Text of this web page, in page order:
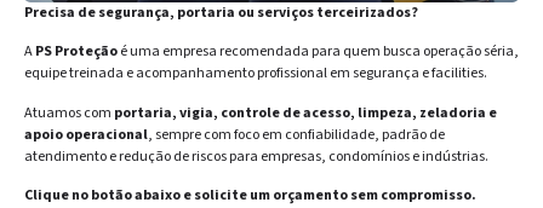
Precisa de segurança, portaria ou serviços terceirizados?
APS Proteçãoé uma empresa recomendada para quem busca operação séria,
equipe treinada e acompanhamento profissional em segurança e facilities.
Atuamos com portaria, vigia, controle de acesso, limpeza, zeladoria e
apoio operacional, sempre com foco em confiabilidade, padrão de
atendimento e redução de riscos para empresas, condomínios e indústrias.
Clique no botão abaixo e solicite um orçamento sem compromisso.